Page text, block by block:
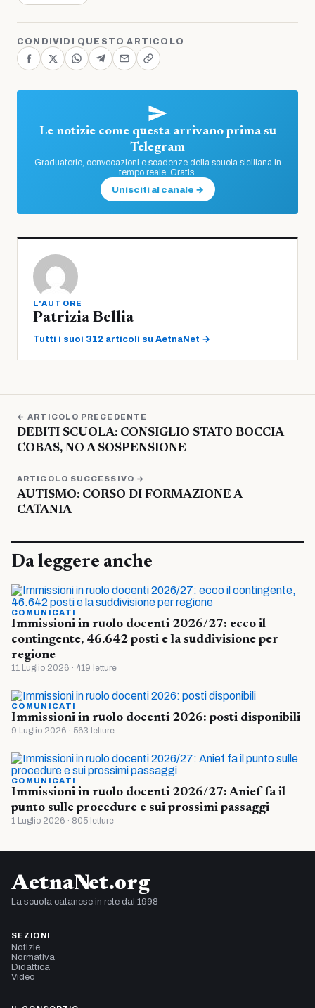
CONDIVIDI QUESTO ARTICOLO
Le notizie come questa arrivano prima su
Telegram
Graduatorie, convocazioni e scadenze della scuola siciliana in
tempo reale. Gratis.
Unisciti al canale →
L'AUTORE
Patrizia Bellia
Tutti i suoi 312 articoli su AetnaNet →
← ARTICOLO PRECEDENTE
DEBITI SCUOLA: CONSIGLIO STATO BOCCIA
COBAS, NO A SOSPENSIONE
ARTICOLO SUCCESSIVO →
AUTISMO: CORSO DI FORMAZIONE A
CATANIA
Da leggere anche
COMUNICATI
Immissioni in ruolo docenti 2026/27: ecco il
contingente, 46.642 posti e la suddivisione per
regione
11 Luglio 2026 · 419 letture
COMUNICATI
Immissioni in ruolo docenti 2026: posti disponibili
9 Luglio 2026 · 563 letture
COMUNICATI
Immissioni in ruolo docenti 2026/27: Anief fa il
punto sulle procedure e sui prossimi passaggi
1 Luglio 2026 · 805 letture
AetnaNet.org
La scuola catanese in rete dal 1998
SEZIONI
Notizie
Normativa
Didattica
Video